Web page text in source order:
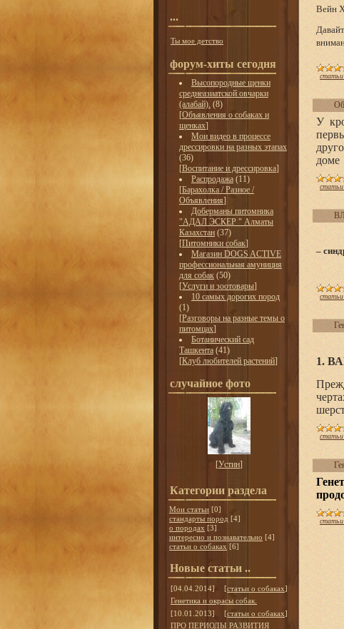
...
Ты мое детство
форум-хиты сегодня
Высопородные щенки
среднеазиатской овчарки
(алабай). (8)
[Объявления о собаках и
щенках]
Мои видео в процессе
дрессировки на разных этапах
(36)
[Воспитание и дрессировка]
Распродажа (11)
[Барахолка / Разное /
Объявления]
Доберманы питомника
"АДАЛ ЭСКЕР " Алматы
Казахстан (37)
[Питомники собак]
Магазин DOGS ACTIVE
профессиональная амуниция
для собак (50)
[Услуги и зоотовары]
10 самых дорогих пород
(1)
[Разговоры на разные темы о
питомцах]
Ботанический сад
Ташкента (41)
[Клуб любителей растений]
случайное фото
[Устин]
Категории раздела
Мои статьи [0]
стандарты пород [4]
о породах [3]
интересно и познавательно [4]
статьи о собаках [6]
Новые статьи ..
[04.04.2014] [статьи о собаках]
Генетика и окрасы собак.
[10.01.2013]
[статьи о собаках]
ПРО ПЕРИОДЫ РАЗВИТИЯ
Вейн
статьи
У
доме
статьи
–
статьи
1.
статьи
статьи